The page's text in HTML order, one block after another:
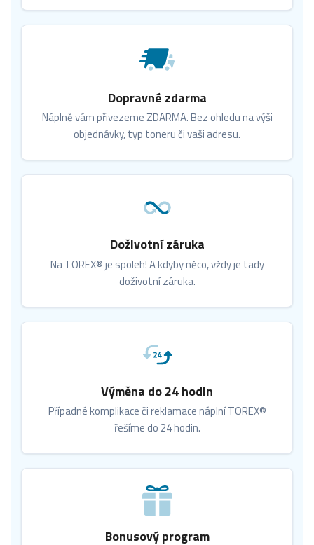
Dopravné zdarma
Náplně vám přivezeme ZDARMA. Bez ohledu na výši
objednávky, typ toneru či vaši adresu.
Doživotní záruka
Na TOREX® je spoleh! A kdyby něco, vždy je tady
doživotní záruka.
Výměna do 24 hodin
Případné komplikace či reklamace náplní TOREX®
řešíme do 24 hodin.
Bonusový program